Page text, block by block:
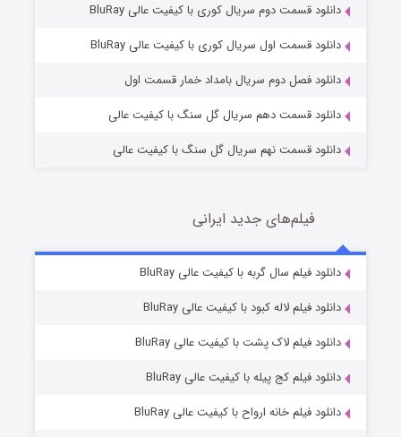
مردگان متحرک: شهر مرده ۳
قسمت۲ (زیرنویس) منتشر شد
قسمت۷ (زیرنویس) منتشر شد
دانلود قسمت دوم سریال کوری با کیفیت عالی BluRay
دانلود قسمت اول سریال کوری با کیفیت عالی BluRay
دانلود فصل دوم سریال بامداد خمار قسمت اول
دانلود قسمت دهم سریال گل سنگ با کیفیت عالی
دانلود قسمت نهم سریال گل سنگ با کیفیت عالی
فیلم‌های جدید ایرانی
دانلود فیلم سال گربه با کیفیت عالی BluRay
دانلود فیلم لاله کبود با کیفیت عالی BluRay
دانلود فیلم لاک پشت با کیفیت عالی BluRay
دانلود فیلم کج‌ پیله با کیفیت عالی BluRay
دانلود فیلم خانه ارواح با کیفیت عالی BluRay